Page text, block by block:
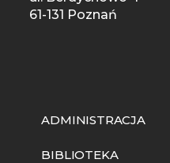
61-131 Poznań
ADMINISTRACJA
BIBLIOTEKA